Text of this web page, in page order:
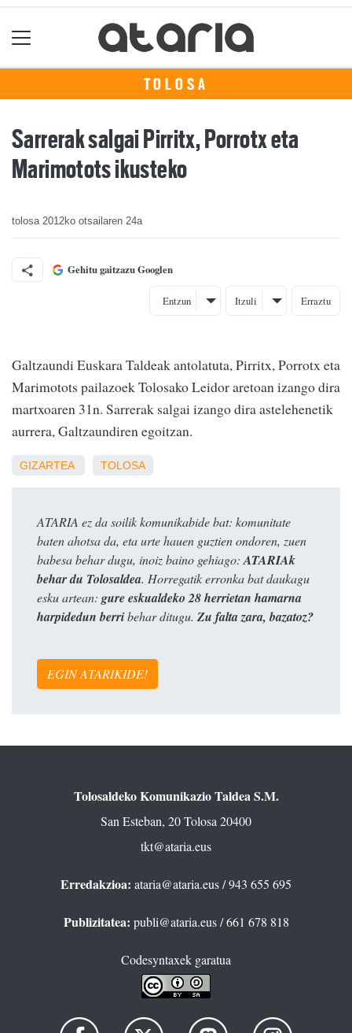
TOLOSA
Sarrerak salgai Pirritx, Porrotx eta
Marimotots ikusteko
tolosa 2012ko otsailaren 24a
Gehitu gaitzazu Googlen
Entzun Itzuli Erraztu
Galtzaundi Euskara Taldeak antolatuta, Pirritx, Porrotx eta
Marimotots pailazoek Tolosako Leidor aretoan izango dira
martxoaren 31n. Sarrerak salgai izango dira astelehenetik
aurrera, Galtzaundiren egoitzan.
GIZARTEA TOLOSA
ATARIA ez da soilik komunikabide bat: komunitate
baten ahotsa da, eta urte hauen guztien ondoren, zuen
babesa behar dugu, inoiz baino gehiago: ATARIAk
behar du Tolosaldea. Horregatik erronka bat daukagu
esku artean: gure eskualdeko 28 herrietan hamarna
harpidedun berribehar ditugu. Zu falta zara, bazatoz?
EGIN ATARIKIDE!
Tolosaldeko Komunikazio Taldea S.M.
San Esteban, 20 Tolosa 20400
tkt@ataria.eus
Erredakzioa: ataria@ataria.eus/ 943 655 695
Publizitatea: publi@ataria.eus/ 661 678 818
Codesyntaxek garatua